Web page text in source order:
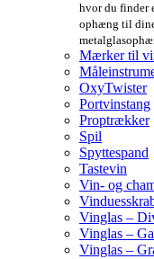
hvor du finder
ophæng til
Mærker til
OxyTwister
Portvinstang
Proptrækker
Spil
Spyttespand
Tastevin
Vin- og
Vinglas –
Vinglas –
Vinglas –